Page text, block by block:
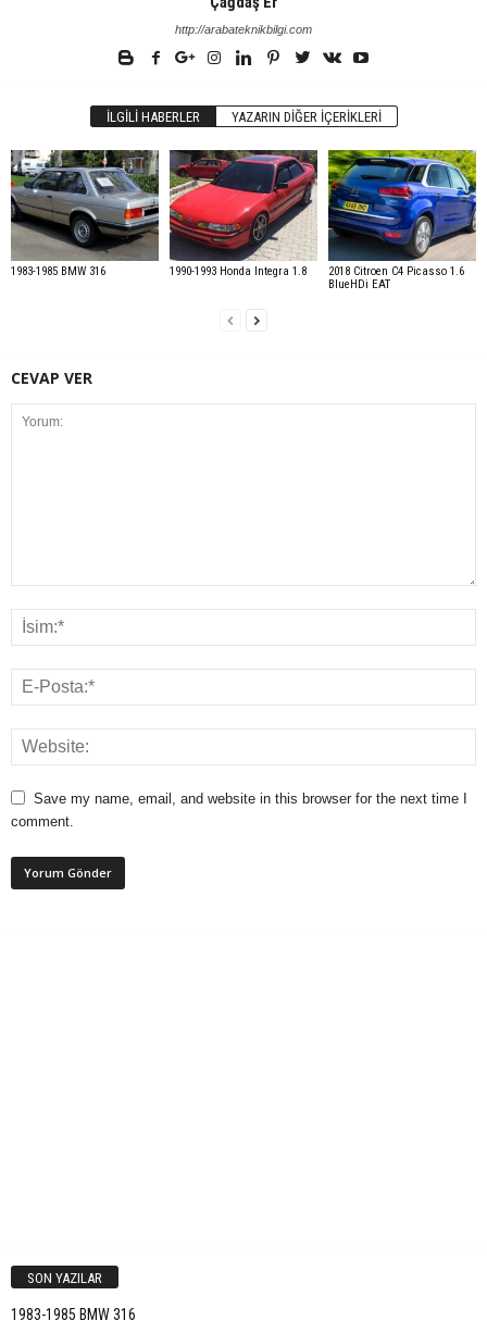
http://arabateknikbilgi.com
İLGILI HABERLER YAZARIN DIĞER İÇERIKLERI
1983-1985 BMW 316 1990-1993 Honda Integra 1.8
2018 Citroen C4 Picasso 1.6
BlueHDi EAT
CEVAP VER
Save my name, email, and website in this browser for the next time I
comment.
SON YAZILAR
1983-1985 BMW 316